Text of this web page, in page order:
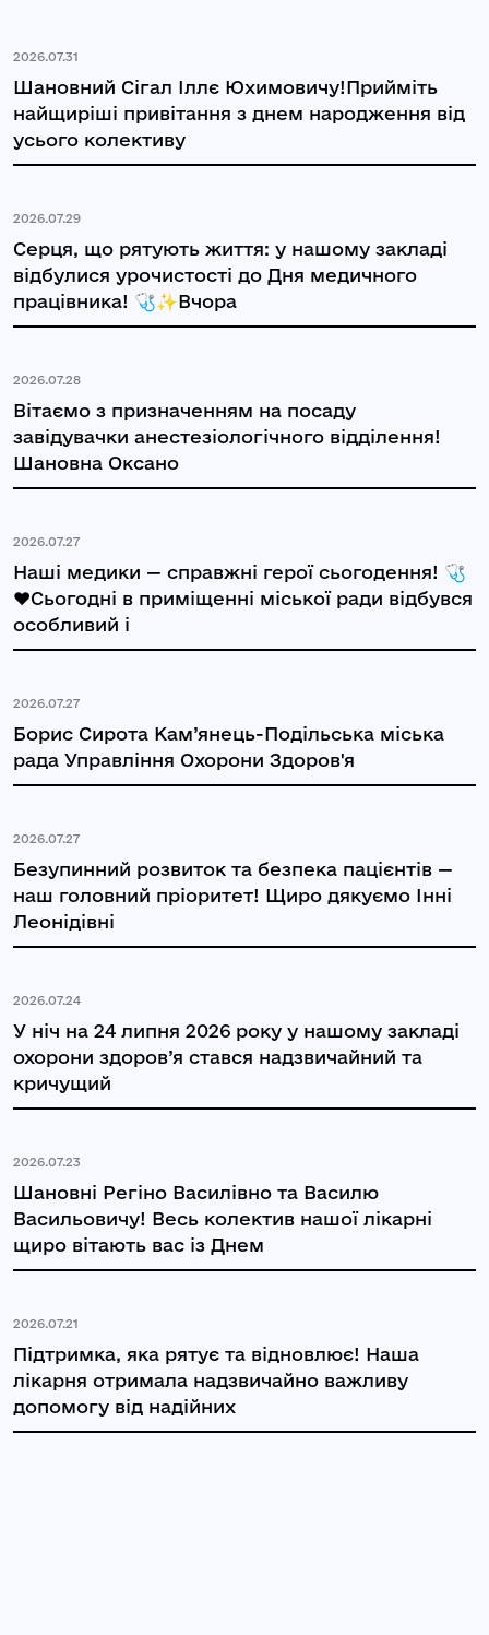
2026.07.31
Шановний Сігал Іллє Юхимовичу!Прийміть
найщиріші привітання з днем народження від
усього колективу
2026.07.29
Серця, що рятують життя: у нашому закладі
відбулися урочистості до Дня медичного
працівника! 🩺✨Вчора
2026.07.28
Вітаємо з призначенням на посаду
завідувачки анестезіологічного відділення!
Шановна Оксано
2026.07.27
Наші медики — справжні герої сьогодення! 🩺
❤️Сьогодні в приміщенні міської ради відбувся
особливий і
2026.07.27
Борис Сирота Кам’янець-Подільська міська
рада Управління Охорони Здоров'я
2026.07.27
Безупинний розвиток та безпека пацієнтів —
наш головний пріоритет! Щиро дякуємо Інні
Леонідівні
2026.07.24
У ніч на 24 липня 2026 року у нашому закладі
охорони здоров’я стався надзвичайний та
кричущий
2026.07.23
Шановні Регіно Василівно та Василю
Васильовичу! Весь колектив нашої лікарні
щиро вітають вас із Днем
2026.07.21
Підтримка, яка рятує та відновлює! Наша
лікарня отримала надзвичайно важливу
допомогу від надійних